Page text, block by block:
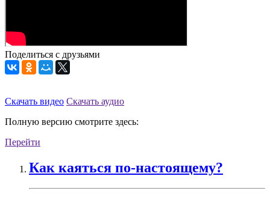
Поделиться с друзьями
Скачать видео Скачать аудио
Полную версию смотрите здесь:
Перейти
Как каяться по-настоящему?